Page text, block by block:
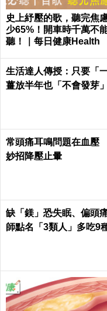
史上紓壓的歌，聽完焦
少65%！開車時千萬不
聽！｜每日健康Health
生活達人傳授：只要「
薑放半年也「不會發芽
常頭痛耳鳴問題在血壓
妙招降壓止暈
缺「鎂」恐失眠、偏頭
師點名「3類人」多吃9